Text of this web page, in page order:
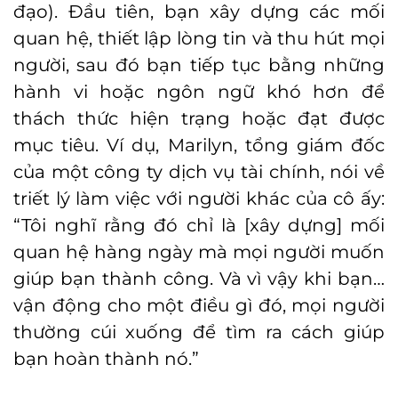
đạo). Đầu tiên, bạn xây dựng các mối
quan hệ, thiết lập lòng tin và thu hút mọi
người, sau đó bạn tiếp tục bằng những
hành vi hoặc ngôn ngữ khó hơn để
thách thức hiện trạng hoặc đạt được
mục tiêu. Ví dụ, Marilyn, tổng giám đốc
của một công ty dịch vụ tài chính, nói về
triết lý làm việc với người khác của cô ấy:
“Tôi nghĩ rằng đó chỉ là [xây dựng] mối
quan hệ hàng ngày mà mọi người muốn
giúp bạn thành công. Và vì vậy khi bạn…
vận động cho một điều gì đó, mọi người
thường cúi xuống để tìm ra cách giúp
bạn hoàn thành nó.”